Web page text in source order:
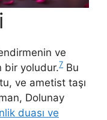
ve
bir yoludur.7 Bu
ve ametist taşı
Dolunay
duası ve